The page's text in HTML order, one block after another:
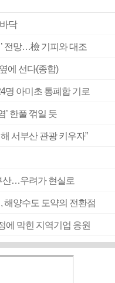
닥
전망…檢 기피와 대조
에 선다(종합)
아미초 통폐합 기로
한풀 꺾일 듯
서부산 관광 키우자”
산…우려가 현실로
해양수도 도약의 전환점
에 막힌 지역기업 응원